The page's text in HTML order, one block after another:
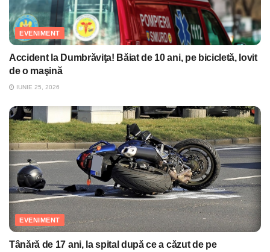
EVENIMENT
Accident la Dumbrăviţa! Băiat de 10 ani, pe bicicletă, lovit
de o maşină
IUNIE 25, 2026
EVENIMENT
Tânără de 17 ani, la spital după ce a căzut de pe